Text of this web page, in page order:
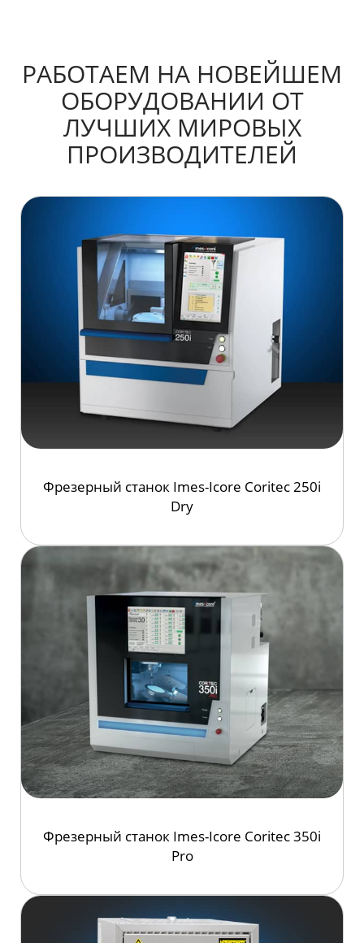
РАБОТАЕМ НА НОВЕЙШЕМ
ОБОРУДОВАНИИ ОТ
ЛУЧШИХ МИРОВЫХ
ПРОИЗВОДИТЕЛЕЙ
Фрезерный станок Imes-Icore Coritec 250i
Dry
Фрезерный станок Imes-Icore Coritec 350i
Pro